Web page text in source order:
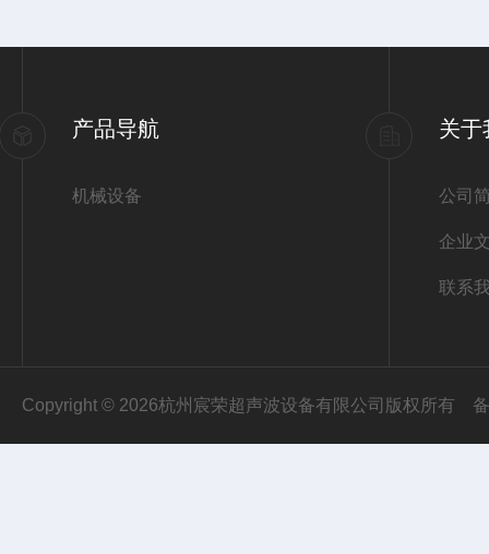
产品导航
机械设备
关于
公司
企业
联系
Copyright © 2026杭州宸荣超声波设备有限公司版权所有